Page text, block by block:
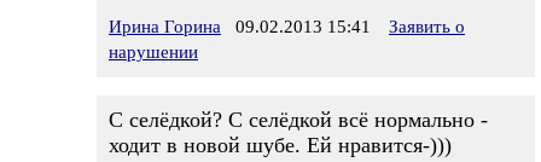
Ирина Горина 09.02.2013 15:41
Заявить о
нарушении
С селёдкой? С селёдкой всё нормально -
ходит в новой шубе. Ей нравится-)))